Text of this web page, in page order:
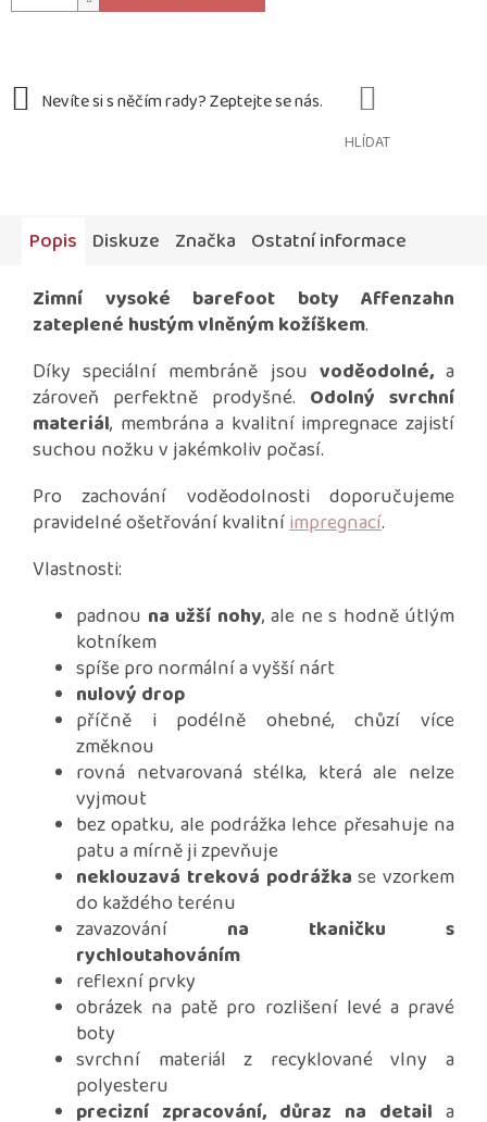
HLÍDAT
Popis Diskuze Značka Ostatní informace
Zimní vysoké barefoot boty Affenzahn
zateplené hustým vlněným kožíškem.
Díky speciální membráně jsou voděodolné,a
zároveň perfektně prodyšné. Odolný svrchní
materiál, membrána a kvalitní impregnace zajistí
suchou nožku v jakémkoliv počasí.
Pro zachování voděodolnosti doporučujeme
pravidelné ošetřování kvalitníimpregnací.
Vlastnosti:
padnou na užší nohy, ale ne s hodně útlým
kotníkem
spíše pro normální a vyšší nárt
nulový drop
příčně i podélně ohebné, chůzí více
změknou
rovná netvarovaná stélka, která ale nelze
vyjmout
bez opatku, ale podrážka lehce přesahuje na
patu a mírně ji zpevňuje
neklouzavá treková podrážka se vzorkem
do každého terénu
zavazování na tkaničku s
rychloutahováním
reflexní prvky
obrázek na patě pro rozlišení levé a pravé
boty
svrchní materiál z recyklované vlny a
polyesteru
precizní zpracování, důraz na detail a